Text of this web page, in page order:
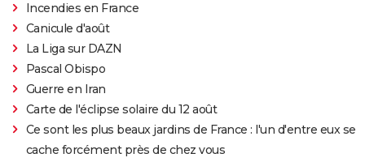
Incendies en France
Canicule d'août
La Liga sur DAZN
Pascal Obispo
Guerre en Iran
Carte de l'éclipse solaire du 12 août
Ce sont les plus beaux jardins de France : l'un d'entre eux se
cache forcément près de chez vous